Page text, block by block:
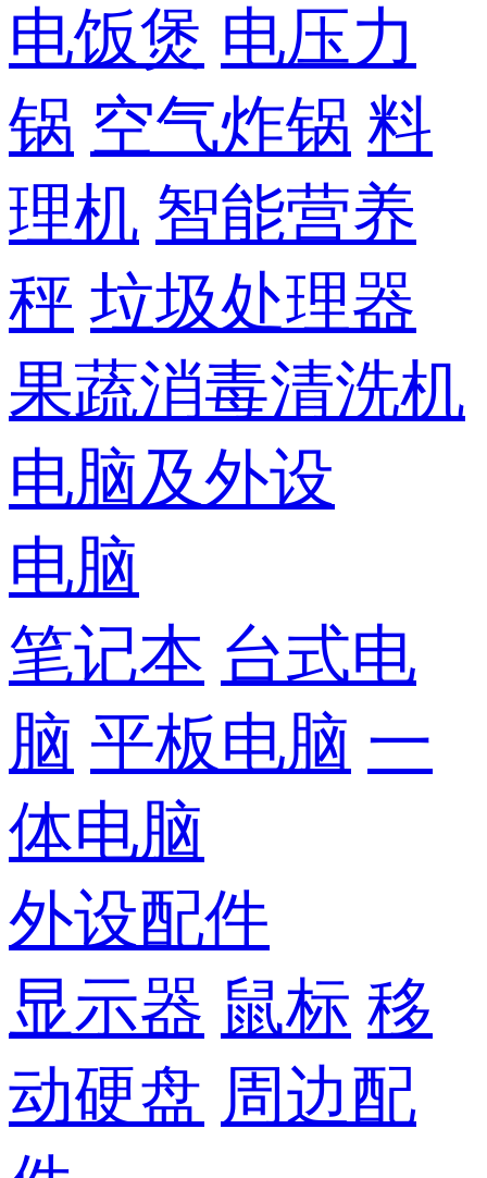
电饭煲 电压力
锅 空气炸锅 料
理机 智能营养
秤 垃圾处理器
果蔬消毒清洗机
电脑及外设
电脑
笔记本 台式电
脑 平板电脑 一
体电脑
外设配件
显示器 鼠标 移
动硬盘 周边配